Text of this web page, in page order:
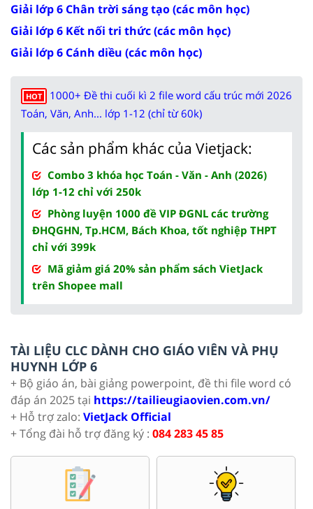
Giải lớp 6 Chân trời sáng tạo (các môn học)
Giải lớp 6 Kết nối tri thức (các môn học)
Giải lớp 6 Cánh diều (các môn học)
HOT
1000+ Đề thi cuối kì 2 file word cấu trúc mới 2026
Toán, Văn, Anh... lớp 1-12 (chỉ từ 60k)
Các sản phẩm khác của Vietjack:
Combo 3 khóa học Toán - Văn - Anh (2026)
lớp 1-12 chỉ với 250k
Phòng luyện 1000 đề VIP ĐGNL các trường
ĐHQGHN, Tp.HCM, Bách Khoa, tốt nghiệp THPT
chỉ với 399k
Mã giảm giá 20% sản phẩm sách VietJack
trên Shopee mall
TÀI LIỆU CLC DÀNH CHO GIÁO VIÊN VÀ PHỤ
HUYNH LỚP 6
+ Bộ giáo án, bài giảng powerpoint, đề thi file word có
đáp án 2025 tại https://tailieugiaovien.com.vn/
+ Hỗ trợ zalo: VietJack Official
+ Tổng đài hỗ trợ đăng ký : 084 283 45 85